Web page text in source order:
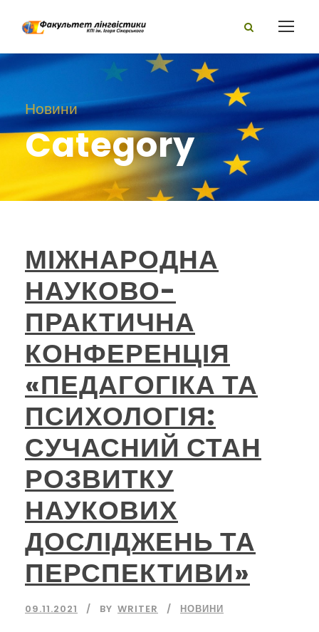
Новини
Category
МІЖНАРОДНА
НАУКОВО-
ПРАКТИЧНА
КОНФЕРЕНЦІЯ
«ПЕДАГОГІКА ТА
ПСИХОЛОГІЯ:
СУЧАСНИЙ СТАН
РОЗВИТКУ
НАУКОВИХ
ДОСЛІДЖЕНЬ ТА
ПЕРСПЕКТИВИ»
09.11.2021 BY WRITER НОВИНИ